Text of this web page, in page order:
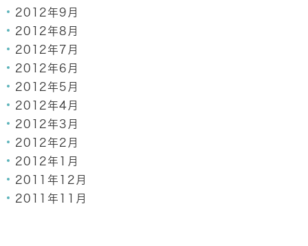
2012年9月
2012年8月
2012年7月
2012年6月
2012年5月
2012年4月
2012年3月
2012年2月
2012年1月
2011年12月
2011年11月